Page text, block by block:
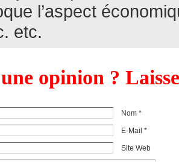
l’aspect
etc.
opinion ?
Nom *
E-Mail *
Site Web